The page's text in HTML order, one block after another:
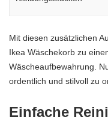
Mit diesen zusätzlichen
Ikea Wäschekorb zu
Wäscheaufbewahrung.
ordentlich und stilvoll zu
Einfache